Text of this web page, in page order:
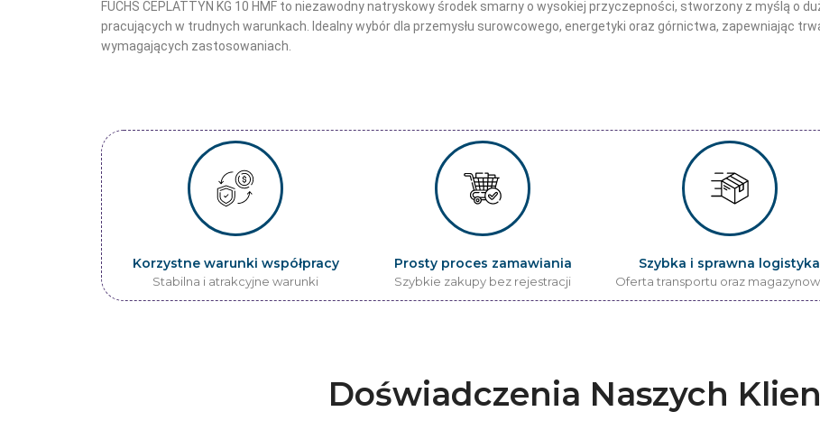
FUCHS CEPLATTYN KG 10 HMF to niezawodny natryskowy środek smarny o wysokiej przyczepności, stworzony z myślą o
pracujących w trudnych warunkach. Idealny wybór dla przemysłu surowcowego, energetyki oraz górnictwa, zapewniając
wymagających zastosowaniach.
Korzystne warunki współpracy
Stabilna i atrakcyjne warunki
Prosty proces zamawiania
Szybkie zakupy bez rejestracji
Szybka i sprawna logistyka
Oferta transportu oraz
Doświadczenia Naszych